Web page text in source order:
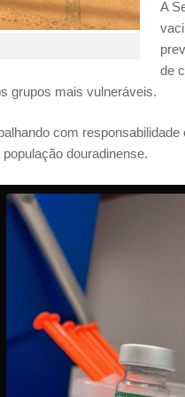
A
de
grupos mais vulneráveis.
com
douradinense.